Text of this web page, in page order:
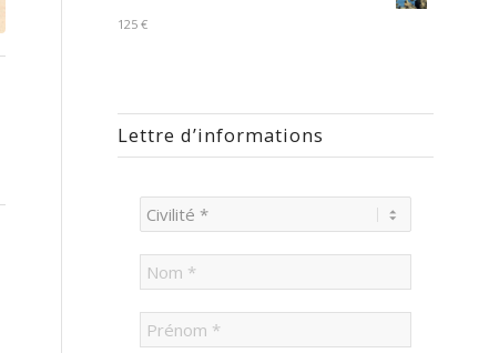
125€
Lettre d’informations